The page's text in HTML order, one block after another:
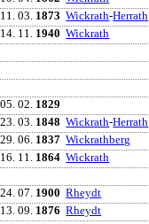
11. 03. 1873 Wickrath-Herrath
14. 11. 1940 Wickrath
05. 02. 1829
23. 03. 1848 Wickrath-Herrath
29. 06. 1837 Wickrathberg
16. 11. 1864 Wickrath
24. 07. 1900 Rheydt
13. 09. 1876 Rheydt